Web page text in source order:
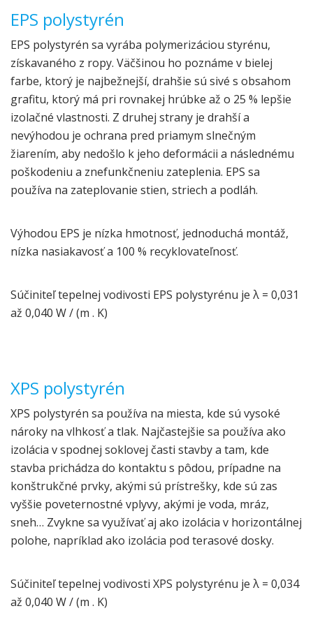
EPS polystyrén
EPS polystyrén sa vyrába polymerizáciou styrénu,
získavaného z ropy. Väčšinou ho poznáme v bielej
farbe, ktorý je najbežnejší, drahšie sú sivé s obsahom
grafitu, ktorý má pri rovnakej hrúbke až o 25 % lepšie
izolačné vlastnosti. Z druhej strany je drahší a
nevýhodou je ochrana pred priamym slnečným
žiarením, aby nedošlo k jeho deformácii a následnému
poškodeniu a znefunkčneniu zateplenia. EPS sa
používa na zateplovanie stien, striech a podláh.
Výhodou EPS je nízka hmotnosť, jednoduchá montáž,
nízka nasiakavosť a 100 % recyklovateľnosť.
Súčiniteľ tepelnej vodivosti EPS polystyrénu je λ = 0,031
až 0,040 W / (m . K)
XPS polystyrén
XPS polystyrén sa používa na miesta, kde sú vysoké
nároky na vlhkosť a tlak. Najčastejšie sa používa ako
izolácia v spodnej soklovej časti stavby a tam, kde
stavba prichádza do kontaktu s pôdou, prípadne na
konštrukčné prvky, akými sú prístrešky, kde sú zas
vyššie poveternostné vplyvy, akými je voda, mráz,
sneh… Zvykne sa využívať aj ako izolácia v horizontálnej
polohe, napríklad ako izolácia pod terasové dosky.
Súčiniteľ tepelnej vodivosti XPS polystyrénu je λ = 0,034
až 0,040 W / (m . K)